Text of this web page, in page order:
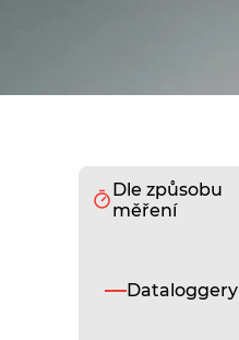
Dle způsobu
měření
Dataloggery